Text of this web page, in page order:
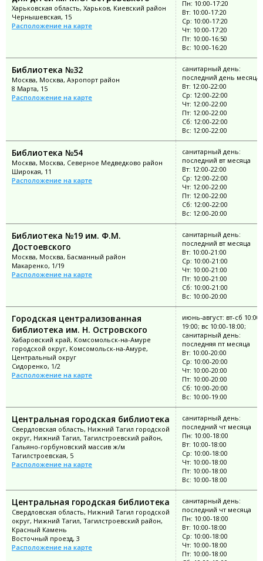
Харьковская область, Харьков, Киевский район
Чернышевская, 15
Расположение на карте
Пн: 10:00-17:20
Вт: 10:00-17:20
Ср: 10:00-17:20
Чт: 10:00-17:20
Пт: 10:00-16:50
Вс: 10:00-16:20
Библиотека №32
Москва, Москва, Аэропорт район
8 Марта, 15
Расположение на карте
санитарный день:
последний день месяца
Вт: 12:00-22:00
Ср: 12:00-22:00
Чт: 12:00-22:00
Пт: 12:00-22:00
Сб: 12:00-22:00
Вс: 12:00-22:00
Библиотека №54
Москва, Москва, Северное Медведково район
Широкая, 11
Расположение на карте
санитарный день:
последний вт месяца
Вт: 12:00-22:00
Ср: 12:00-22:00
Чт: 12:00-22:00
Пт: 12:00-22:00
Сб: 12:00-22:00
Вс: 12:00-20:00
Библиотека №19 им. Ф.М.
Достоевского
Москва, Москва, Басманный район
Макаренко, 1/19
Расположение на карте
санитарный день:
последний вт месяца
Вт: 10:00-21:00
Ср: 10:00-21:00
Чт: 10:00-21:00
Пт: 10:00-21:00
Сб: 10:00-21:00
Вс: 10:00-20:00
Городская централизованная
библиотека им. Н. Островского
Хабаровский край, Комсомольск-на-Амуре
городской округ, Комсомольск-на-Амуре,
Центральный округ
Сидоренко, 1/2
Расположение на карте
июнь-август: вт-сб 10:00-
19:00; вс 10:00-18:00;
санитарный день:
последняя пт месяца
Вт: 10:00-20:00
Ср: 10:00-20:00
Чт: 10:00-20:00
Пт: 10:00-20:00
Сб: 10:00-20:00
Вс: 10:00-19:00
Центральная городская библиотека
Свердловская область, Нижний Тагил городской
округ, Нижний Тагил, Тагилстроевский район,
Гальяно-горбуновский массив ж/м
Тагилстроевская, 5
Расположение на карте
санитарный день:
последний чт месяца
Пн: 10:00-18:00
Вт: 10:00-18:00
Ср: 10:00-18:00
Чт: 10:00-18:00
Пт: 10:00-18:00
Вс: 10:00-18:00
Центральная городская библиотека
Свердловская область, Нижний Тагил городской
округ, Нижний Тагил, Тагилстроевский район,
Красный Камень
Восточный проезд, 3
Расположение на карте
санитарный день:
последний чт месяца
Пн: 10:00-18:00
Вт: 10:00-18:00
Ср: 10:00-18:00
Чт: 10:00-18:00
Пт: 10:00-18:00